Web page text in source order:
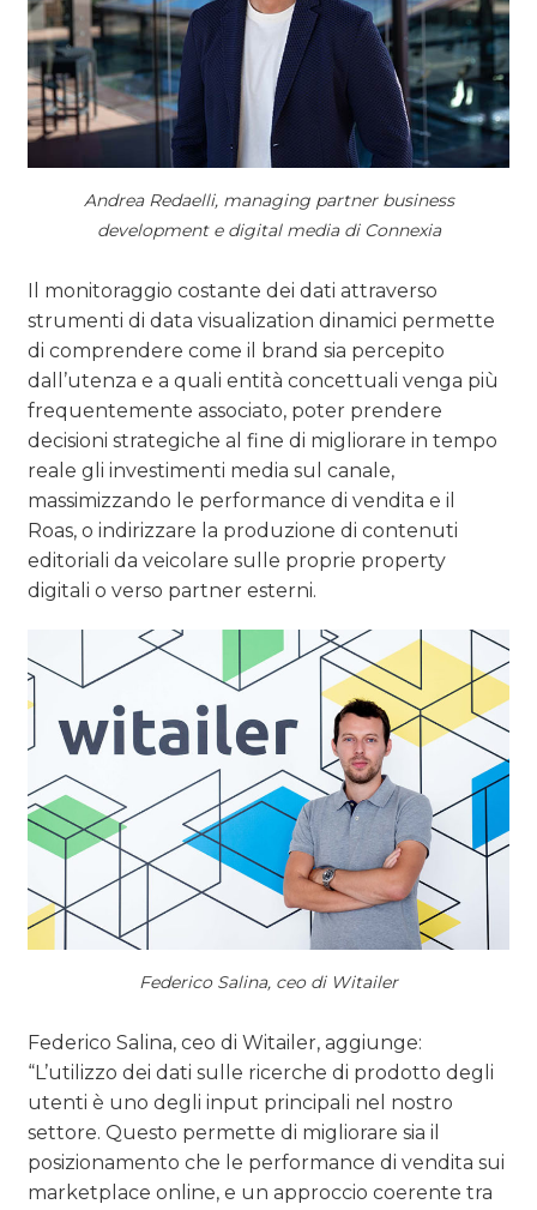
Andrea Redaelli, managing partner business
development e digital media di Connexia
Il monitoraggio costante dei dati attraverso
strumenti di data visualization dinamici permette
di comprendere come il brand sia percepito
dall’utenza e a quali entità concettuali venga più
frequentemente associato, poter prendere
decisioni strategiche al fine di migliorare in tempo
reale gli investimenti media sul canale,
massimizzando le performance di vendita e il
Roas, o indirizzare la produzione di contenuti
editoriali da veicolare sulle proprie property
digitali o verso partner esterni.
Federico Salina, ceo di Witailer
Federico Salina, ceo di Witailer, aggiunge:
“L’utilizzo dei dati sulle ricerche di prodotto degli
utenti è uno degli input principali nel nostro
settore. Questo permette di migliorare sia il
posizionamento che le performance di vendita sui
marketplace online, e un approccio coerente tra